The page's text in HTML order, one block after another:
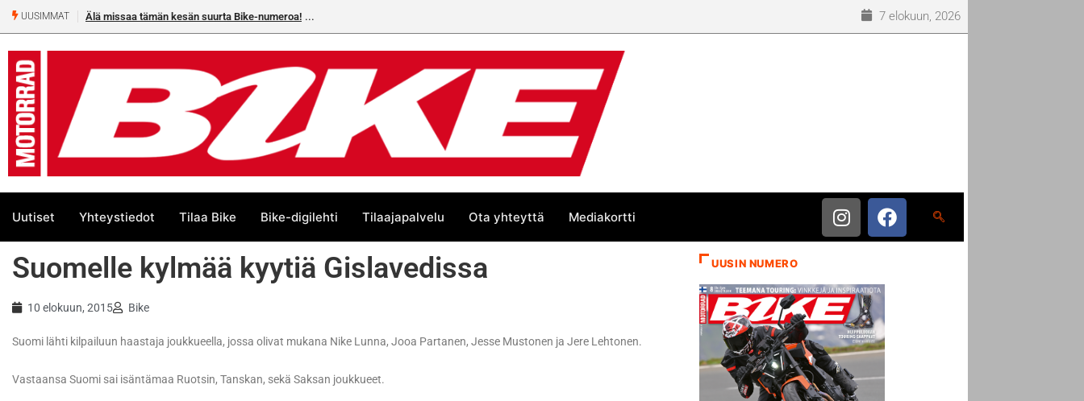
UUSIMMAT Älä missaa tämän kesän suurta Bike-numeroa! 7 elokuun, 2026
Uutiset Yhteystiedot Tilaa Bike Bike-digilehti Tilaajapalvelu Ota yhteyttä Mediakortti
Suomelle kylmää kyytiä Gislavedissa
10 elokuun, 2015 Bike
Suomi lähti kilpailuun haastaja joukkueella, jossa olivat mukana Nike Lunna, Jooa Partanen, Jesse Mustonen ja Jere Lehtonen.
Vastaansa Suomi sai isäntämaa Ruotsin, Tanskan, sekä Saksan joukkueet.
UUSIN NUMERO